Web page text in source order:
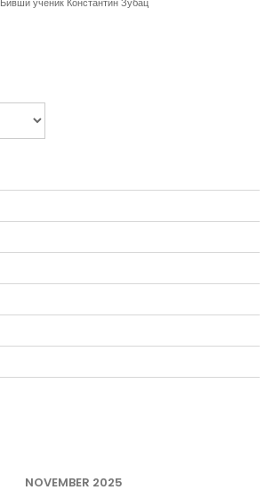
Бивши ученик Константин Зубац
NOVEMBER 2025